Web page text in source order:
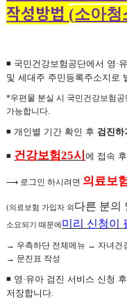
작성방법(소아청
◾ 국민건강보험공단에서 영 ·
및 세대주 주민등록주소지로
*우편물 분실 시 국민건강보험
가능합니다.
◾개인별 기간 확인 후 검진하
◾ 건강보험25시에 접속
⟶ 로그인 하시려면 의료보
(의료보험 가입자 외다른 분의
소요되기 때문에미리 신청이
→ 우측하단 전체메뉴 →자녀건
→ 문진표 작성
◾ 영 ·유아 검진 서비스 신청
저장합니다.